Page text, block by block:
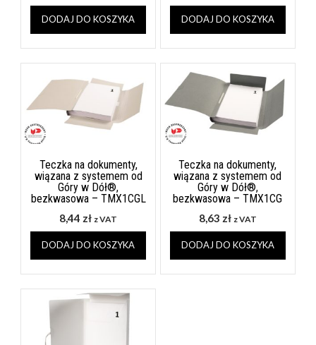
DODAJ DO KOSZYKA DODAJ DO KOSZYKA
Teczka na dokumenty,
wiązana z systemem od
Góry w Dół®,
bezkwasowa – TMX1CGL
8,44 zł z VAT
DODAJ DO KOSZYKA
Teczka na dokumenty,
wiązana z systemem od
Góry w Dół®,
bezkwasowa – TMX1CG
8,63 zł z VAT
DODAJ DO KOSZYKA